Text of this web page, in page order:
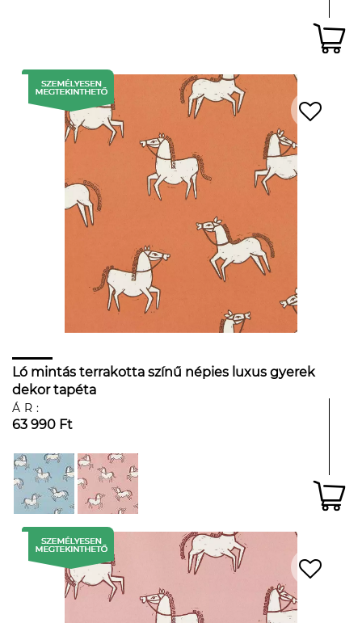
Ló mintás terrakotta színű népies luxus gyerek
dekor tapéta
ÁR:
63 990 Ft